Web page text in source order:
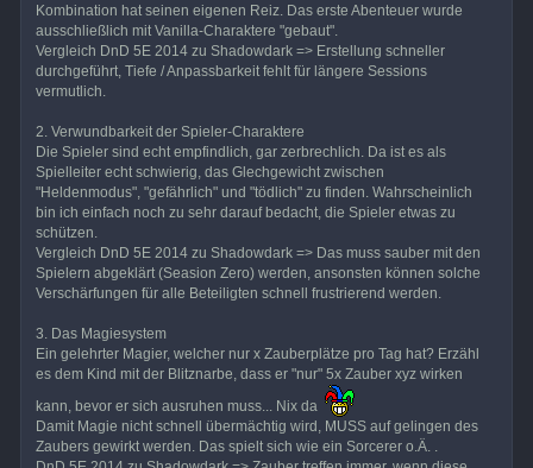
Kombination hat seinen eigenen Reiz. Das erste Abenteuer wurde
ausschließlich mit Vanilla-Charaktere "gebaut".
Vergleich DnD 5E 2014 zu Shadowdark => Erstellung schneller
durchgeführt, Tiefe / Anpassbarkeit fehlt für längere Sessions
vermutlich.
2. Verwundbarkeit der Spieler-Charaktere
Die Spieler sind echt empfindlich, gar zerbrechlich. Da ist es als
Spielleiter echt schwierig, das Glechgewicht zwischen
"Heldenmodus", "gefährlich" und "tödlich" zu finden. Wahrscheinlich
bin ich einfach noch zu sehr darauf bedacht, die Spieler etwas zu
schützen.
Vergleich DnD 5E 2014 zu Shadowdark => Das muss sauber mit den
Spielern abgeklärt (Seasion Zero) werden, ansonsten können solche
Verschärfungen für alle Beteiligten schnell frustrierend werden.
3. Das Magiesystem
Ein gelehrter Magier, welcher nur x Zauberplätze pro Tag hat? Erzähl
es dem Kind mit der Blitznarbe, dass er "nur" 5x Zauber xyz wirken
kann, bevor er sich ausruhen muss... Nix da
Damit Magie nicht schnell übermächtig wird, MUSS auf gelingen des
Zaubers gewirkt werden. Das spielt sich wie ein Sorcerer o.Ä. .